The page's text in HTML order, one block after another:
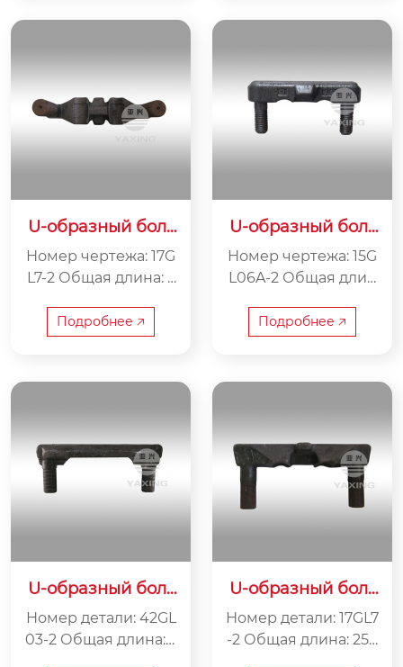
U-образный болт
Номер чертежа: 17G
L7-2 Общая длина: 2
ширина: 200 мм Ве
с: 3.7 кг
Подробнее 🡥
U-образный болт
Номер чертежа: 15G
L06A-2 Общая длин
я ширина: 130 мм В
ес: 1.4 кг
Подробнее 🡥
U-образный болт
Номер детали: 42GL
03-2 Общая длина: 3
U-образный болт
Номер детали: 17GL7
-2 Общая длина: 250